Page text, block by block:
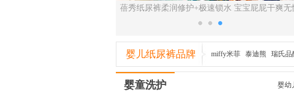
蓓秀纸尿裤柔润修护+极速锁水 宝宝屁屁干爽无
婴儿纸尿裤品牌 miffy米菲 泰迪熊 瑞氏品
婴童洗护 婴幼